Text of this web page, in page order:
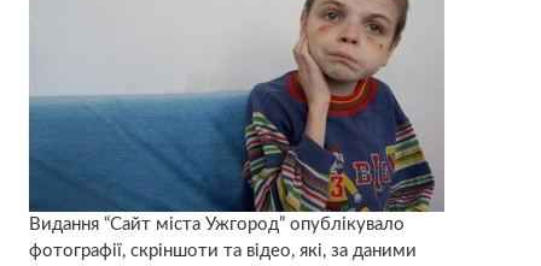
Видання “Сайт міста Ужгород” опублікувало
фотографії, скріншоти та відео, які, за даними